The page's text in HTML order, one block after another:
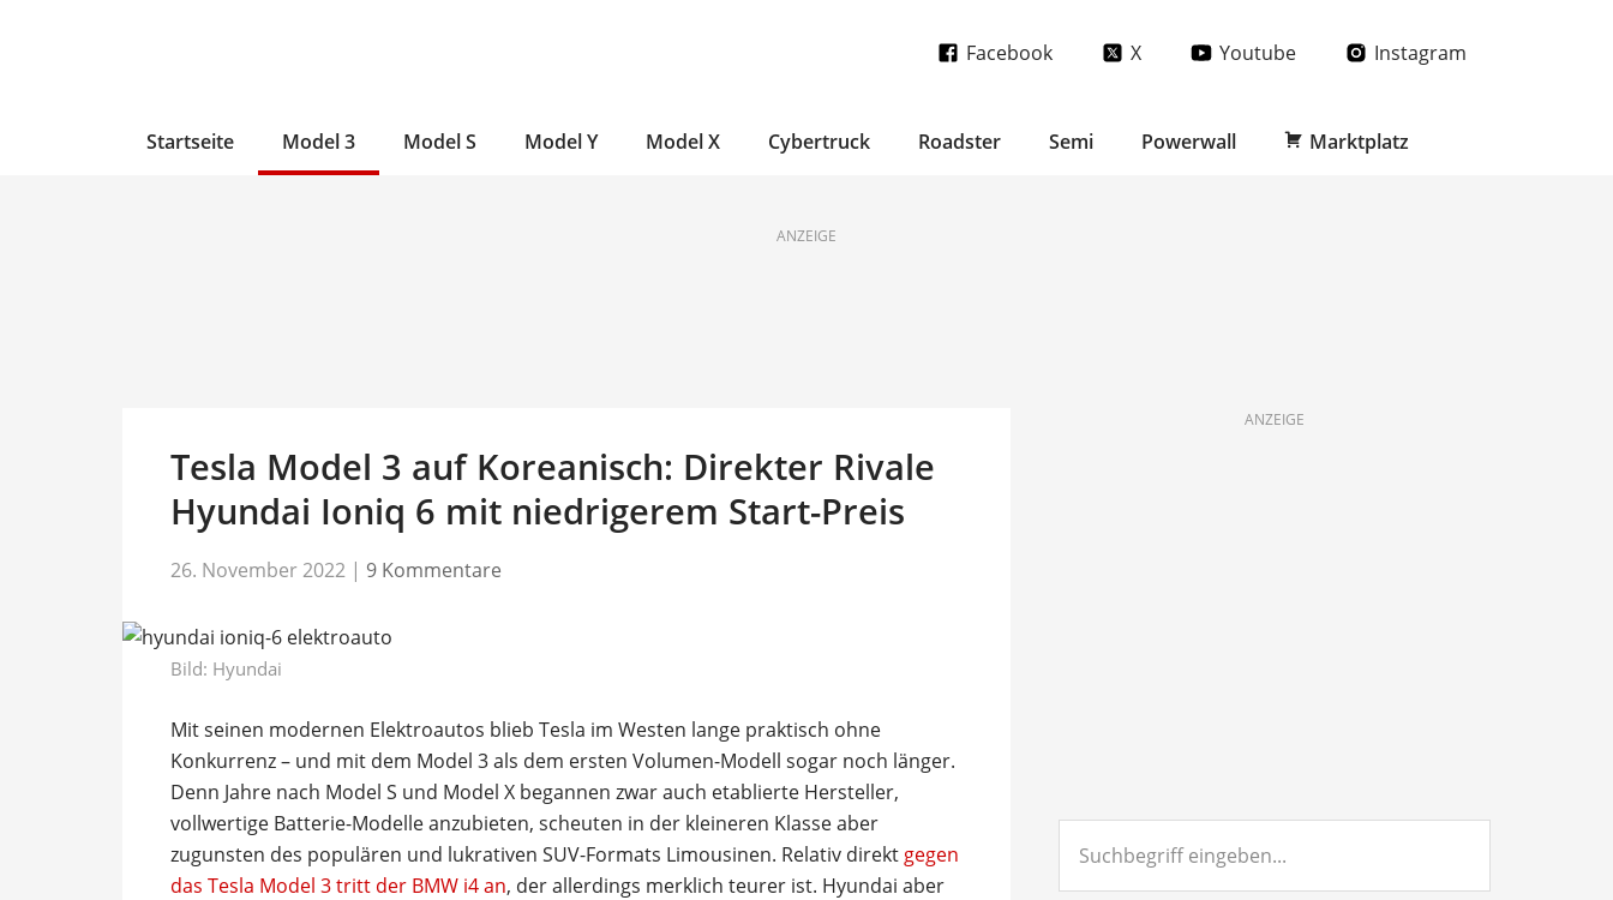
Facebook X Youtube Instagram
Startseite Model 3 Model S Model Y Model X Cybertruck Roadster Semi Powerwall Marktplatz
ANZEIGE
Tesla Model 3 auf Koreanisch: Direkter Rivale
Hyundai Ioniq 6 mit niedrigerem Start-Preis
26. November 2022 | 9 Kommentare
Bild: Hyundai
Mit seinen modernen Elektroautos blieb Tesla im Westen lange praktisch ohne
Konkurrenz – und mit dem Model 3 als dem ersten Volumen-Modell sogar noch länger.
Denn Jahre nach Model S und Model X begannen zwar auch etablierte Hersteller,
vollwertige Batterie-Modelle anzubieten, scheuten in der kleineren Klasse aber
zugunsten des populären und lukrativen SUV-Formats Limousinen. Relativ direkt gegen
das Tesla Model 3 tritt der BMW i4 an, der allerdings merklich teurer ist. Hyundai aber
ANZEIGE
eingeben...